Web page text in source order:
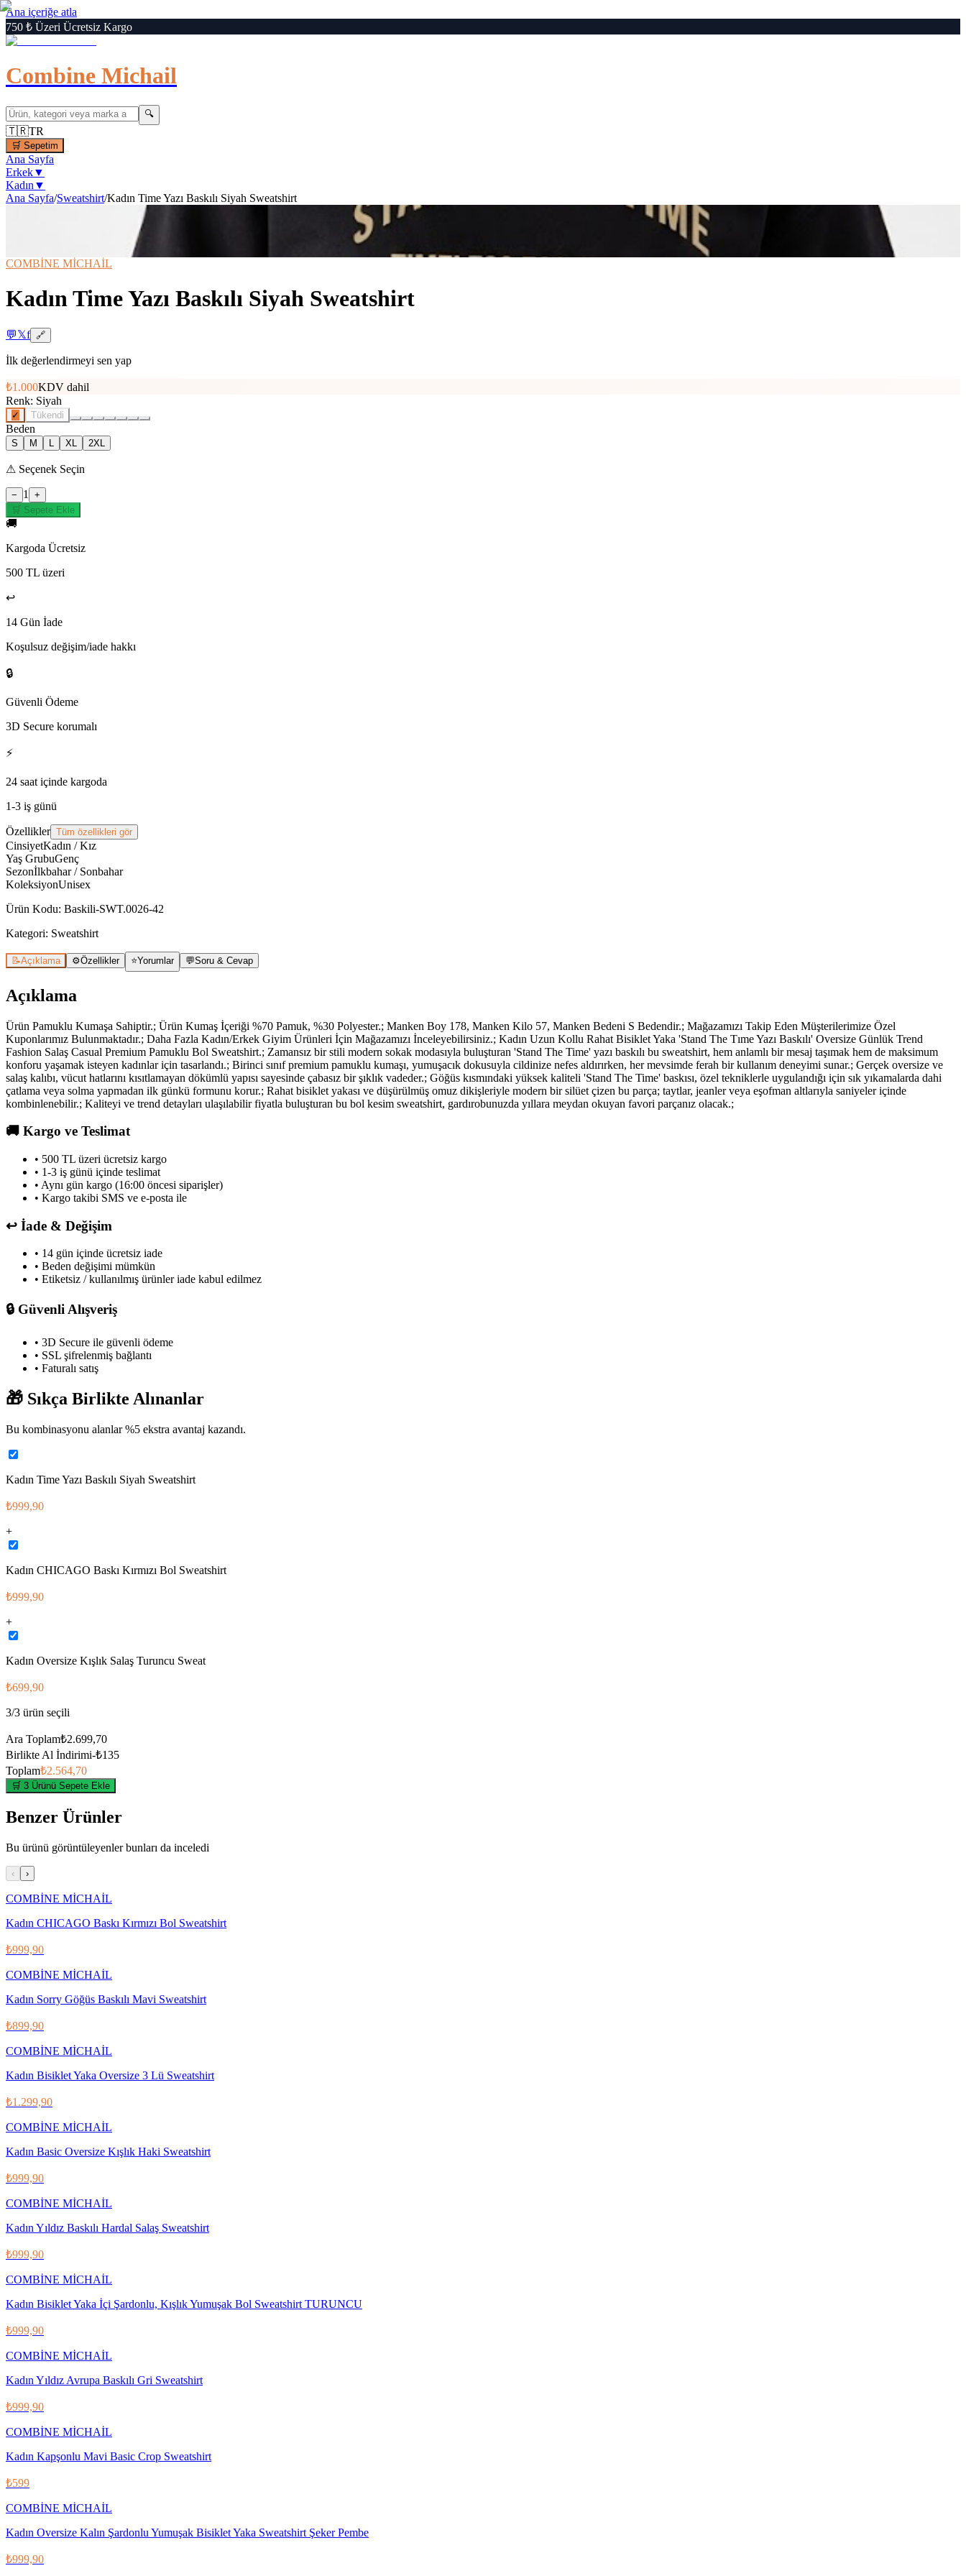
Ana içeriğe atla
750 ₺ Üzeri Ücretsiz Kargo
Combine Michail
🔍
🇹🇷TR
🛒 Sepetim
Ana Sayfa
Erkek▼
Kadın ▼
Ana Sayfa/Sweatshirt/Kadın Time Yazı Baskılı Siyah Sweatshirt
⚡ Hızlı Teslimat
COMBİNE MİCHAİL
Kadın Time Yazı Baskılı Siyah Sweatshirt
💬𝕏f 🔗
İlk değerlendirmeyi sen yap
₺1.000KDV dahil
Renk: Siyah
✓ Tükendi
Beden
S M XL 2XL
⚠ Seçenek Seçin
− 1
+
🛒 Sepete Ekle
🚚
Kargoda Ücretsiz
500 TL üzeri
↩️
14 Gün İade
Koşulsuz değişim/iade hakkı
🔒
Güvenli Ödeme
3D Secure korumalı
⚡
24 saat içinde kargoda
1-3 iş günü
Özellikler Tüm özellikleri gör
CinsiyetKadın / Kız
Yaş GrubuGenç
Sezonİlkbahar / Sonbahar
KoleksiyonUnisex
Ürün Kodu: Baskili-SWT.0026-42
Kategori: Sweatshirt
📝Açıklama ⚙️Özellikler ⭐Yorumlar 💬Soru & Cevap
Açıklama
Ürün Pamuklu Kumaşa Sahiptir.; Ürün Kumaş İçeriği %70 Pamuk, %30 Polyester.; Manken Boy 178, Manken Kilo 57, Manken Bedeni S Bedendir.; Mağazamızı Takip Eden Müşterilerimize Özel
Kuponlarımız Bulunmaktadır.; Daha Fazla Kadın/Erkek Giyim Ürünleri İçin Mağazamızı İnceleyebilirsiniz.; Kadın Uzun Kollu Rahat Bisiklet Yaka 'Stand The Tıme Yazı Baskılı' Oversize Günlük Trend
Fashion Salaş Casual Premium Pamuklu Bol Sweatshirt.; Zamansız bir stili modern sokak modasıyla buluşturan 'Stand The Time' yazı baskılı bu sweatshirt, hem anlamlı bir mesaj taşımak hem de maksimum
konforu yaşamak isteyen kadınlar için tasarlandı.; Birinci sınıf premium pamuklu kumaşı, yumuşacık dokusuyla cildinize nefes aldırırken, her mevsimde ferah bir kullanım deneyimi sunar.; Gerçek oversize ve
salaş kalıbı, vücut hatlarını kısıtlamayan dökümlü yapısı sayesinde çabasız bir şıklık vadeder.; Göğüs kısmındaki yüksek kaliteli 'Stand The Time' baskısı, özel tekniklerle uygulandığı için sık yıkamalarda dahi
çatlama veya solma yapmadan ilk günkü formunu korur.; Rahat bisiklet yakası ve düşürülmüş omuz dikişleriyle modern bir silüet çizen bu parça; taytlar, jeanler veya eşofman altlarıyla saniyeler içinde
kombinlenebilir.; Kaliteyi ve trend detayları ulaşılabilir fiyatla buluşturan bu bol kesim sweatshirt, gardırobunuzda yıllara meydan okuyan favori parçanız olacak.;
🚚 Kargo ve Teslimat
• 500 TL üzeri ücretsiz kargo
• 1-3 iş günü içinde teslimat
• Aynı gün kargo (16:00 öncesi siparişler)
• Kargo takibi SMS ve e-posta ile
↩️ İade & Değişim
• 14 gün içinde ücretsiz iade
• Beden değişimi mümkün
• Etiketsiz / kullanılmış ürünler iade kabul edilmez
🔒 Güvenli Alışveriş
• 3D Secure ile güvenli ödeme
• SSL şifrelenmiş bağlantı
• Faturalı satış
🎁 Sıkça Birlikte Alınanlar
Bu kombinasyonu alanlar %5 ekstra avantaj kazandı.
Kadın Time Yazı Baskılı Siyah Sweatshirt
₺999,90
+
Kadın CHICAGO Baskı Kırmızı Bol Sweatshirt
₺999,90
+
Kadın Oversize Kışlık Salaş Turuncu Sweat
₺699,90
3/3 ürün seçili
Ara Toplam₺2.699,70
Birlikte Al İndirimi-₺135
Toplam₺2.564,70
🛒 3 Ürünü Sepete Ekle
Benzer Ürünler
Bu ürünü görüntüleyenler bunları da inceledi
‹ ›
COMBİNE MİCHAİL
Kadın CHICAGO Baskı Kırmızı Bol Sweatshirt
₺999,90
COMBİNE MİCHAİL
Kadın Sorry Göğüs Baskılı Mavi Sweatshirt
₺899,90
COMBİNE MİCHAİL
Kadın Bisiklet Yaka Oversize 3 Lü Sweatshirt
₺1.299,90
COMBİNE MİCHAİL
Kadın Basic Oversize Kışlık Haki Sweatshirt
₺999,90
COMBİNE MİCHAİL
Kadın Yıldız Baskılı Hardal Salaş Sweatshirt
₺999,90
COMBİNE MİCHAİL
Kadın Bisiklet Yaka İçi Şardonlu, Kışlık Yumuşak Bol Sweatshirt TURUNCU
₺999,90
COMBİNE MİCHAİL
Kadın Yıldız Avrupa Baskılı Gri Sweatshirt
₺999,90
COMBİNE MİCHAİL
Kadın Kapşonlu Mavi Basic Crop Sweatshirt
₺599
COMBİNE MİCHAİL
Kadın Oversize Kalın Şardonlu Yumuşak Bisiklet Yaka Sweatshirt Şeker Pembe
₺999,90